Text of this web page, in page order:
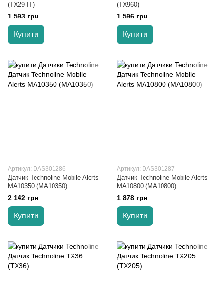
(TX29-IT)
1 593 грн
Купити
(TX960)
1 596 грн
Купити
Артикул: DAS301286
Датчик Technoline Mobile Alerts
MA10350 (MA10350)
2 142 грн
Купити
Артикул: DAS301287
Датчик Technoline Mobile Alerts
MA10800 (MA10800)
1 878 грн
Купити